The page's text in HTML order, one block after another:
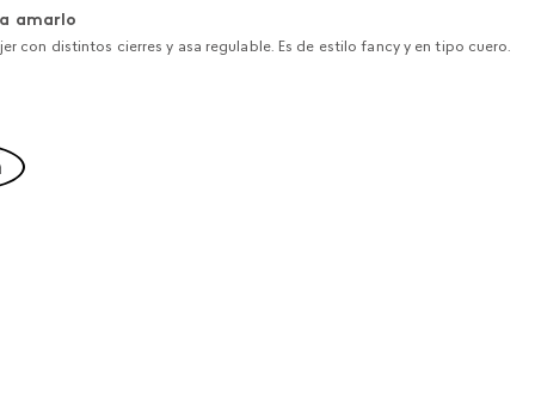
amarlo
con distintos cierres y asa regulable. Es de estilo fancy y en tipo cuero.